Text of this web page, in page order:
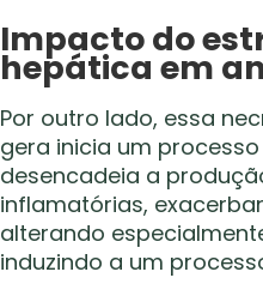
Impacto do
hepática em
Por outro lado, essa
gera inicia um
desencadeia a
inflamatórias,
alterando
induzindo a um